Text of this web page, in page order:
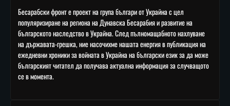
Бесарабски фронт е проект на група българи от Украйна с цел
популяризиране на региона на Дунавска Бесарабия и развитие на
българското наследство в Украйна. След пълномащабното нахлуване
на държавата-грешка, ние насочихме нашата енергия в публикация на
ежедневни хроники за войната в Украйна на български език за да може
българският читател да получава актуална информация за случващото
се в момента.